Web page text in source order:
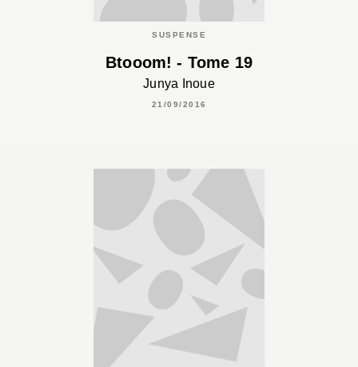
SUSPENSE
Btooom! - Tome 19
Junya Inoue
21/09/2016